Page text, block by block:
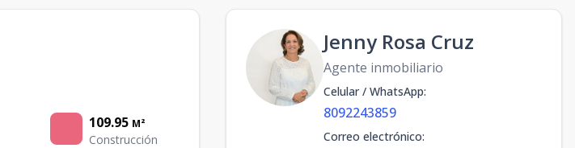
109.95 M²
Construcción
Jenny Rosa Cruz
Agente inmobiliario
Celular / WhatsApp:
8092243859
Correo electrónico: